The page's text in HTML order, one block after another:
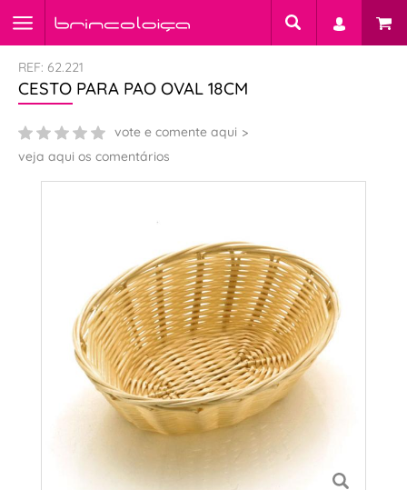
REF: 62.221
CESTO PARA PAO OVAL 18CM
vote e comente aqui
veja aqui os comentários